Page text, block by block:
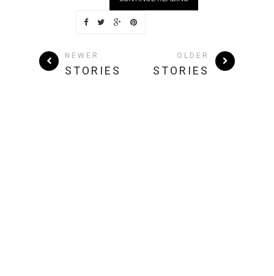
NEWER
STORIES
OLDER
STORIES